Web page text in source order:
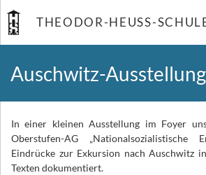
THEODOR-HEUSS-
Auschwitz-Ausstellung
In einer kleinen Ausstellung im Foyer
Oberstufen-AG „Nationalsozialistische
Eindrücke zur Exkursion nach Auschwitz
Texten dokumentiert.